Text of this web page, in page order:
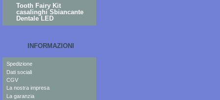
Tooth Fairy Kit
casalinghi Sbiancante
Dentale LED
INFORMAZIONI
Spedizione
Dati sociali
CGV
La nostra impresa
La garanzia